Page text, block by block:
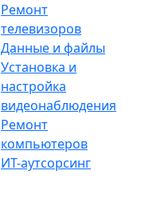
Ремонт
телевизоров
Данные и файлы
Установка и
настройка
видеонаблюдения
Ремонт
компьютеров
ИТ-аутсорсинг